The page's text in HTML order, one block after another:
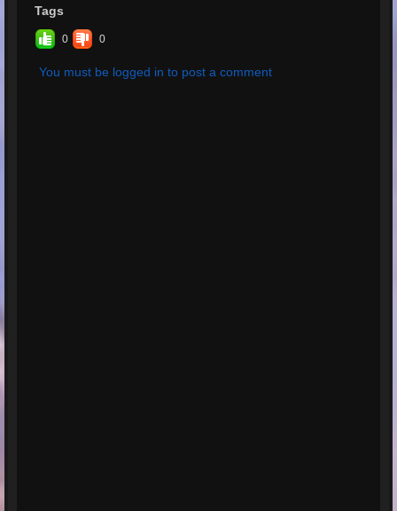
date:
subir tu canción:
Total de
reproducciones:
1
Tags
0 0
You must be logged in to post a comment